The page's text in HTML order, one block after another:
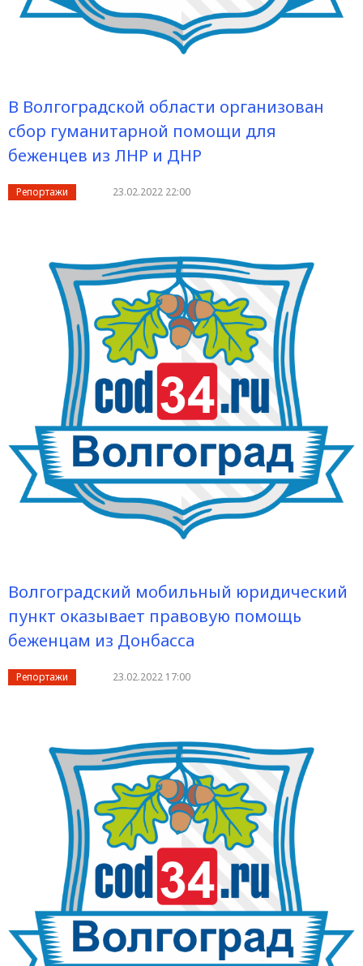
В Волгоградской области организован
сбор гуманитарной помощи для
беженцев из ЛНР и ДНР
Репортажи 23.02.2022 22:00
Волгоградский мобильный юридический
пункт оказывает правовую помощь
беженцам из Донбасса
Репортажи 23.02.2022 17:00